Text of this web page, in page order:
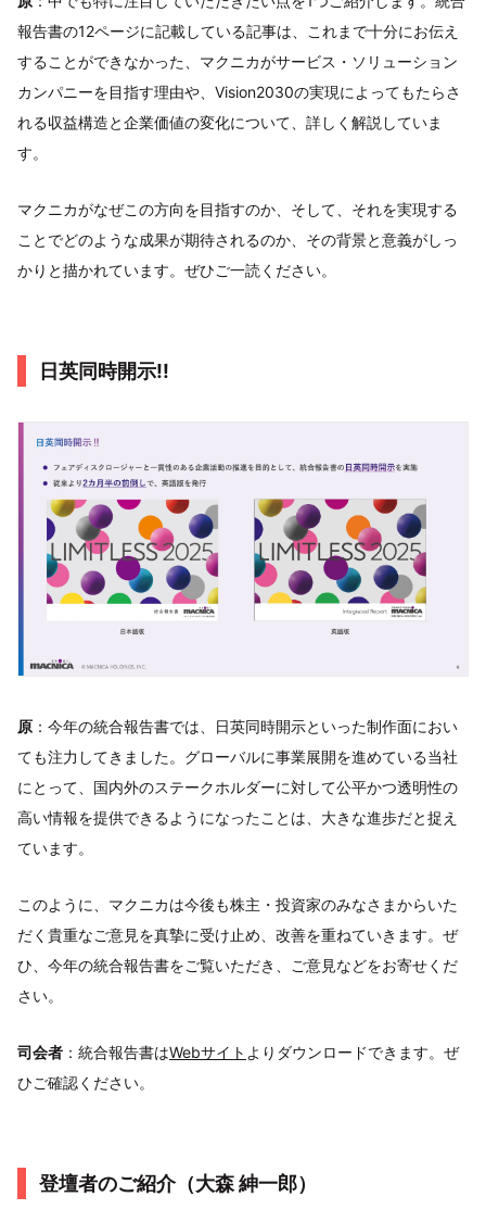
報告書の12ページに記載している記事は、これまで十分にお伝え
することができなかった、マクニカがサービス・ソリューション
カンパニーを目指す理由や、Vision2030の実現によってもたらさ
れる収益構造と企業価値の変化について、詳しく解説していま
す。
マクニカがなぜこの方向を目指すのか、そして、それを実現する
ことでどのような成果が期待されるのか、その背景と意義がしっ
かりと描かれています。ぜひご一読ください。
日英同時開示!!
原 ：今年の統合報告書では、日英同時開示といった制作面におい
ても注力してきました。グローバルに事業展開を進めている当社
にとって、国内外のステークホルダーに対して公平かつ透明性の
高い情報を提供できるようになったことは、大きな進歩だと捉え
ています。
このように、マクニカは今後も株主・投資家のみなさまからいた
だく貴重なご意見を真摯に受け止め、改善を重ねていきます。ぜ
ひ、今年の統合報告書をご覧いただき、ご意見などをお寄せくだ
さい。
司会者 ：統合報告書はWebサイト よりダウンロードできます。ぜ
ひご確認ください。
登壇者のご紹介（大森 紳一郎）